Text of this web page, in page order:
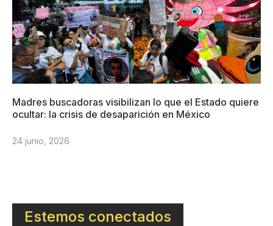
Madres buscadoras visibilizan lo que el Estado quiere
ocultar: la crisis de desaparición en México
24 junio, 2026
Estemos conectados